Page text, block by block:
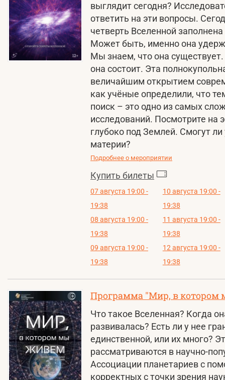
выглядит сегодня?
ответить на эти вопросы.
четверть Вселенной
Может быть, именно она
Мы знаем, что она
она состоит. Эта
величайшим открытием
как учёные определили, что
поиск – это одно из самых
исследований. Посмотрите на
глубоко под Землей. Смогут
материи?
Подробнее о мероприятии
Купить билеты
07 августа 19:00 -
19:38
08 августа 19:00 -
19:38
09 августа 19:00 -
19:38
10 августа 19:00 -
19:38
11 августа 19:00 -
19:38
12 августа 19:00 -
19:38
Программа "Мир, в
Что такое Вселенная? Когда
развивалась? Есть ли у нее
единственной, или их много?
рассматриваются в научно-
Ассоциации планетариев с
корректных с точки зрения